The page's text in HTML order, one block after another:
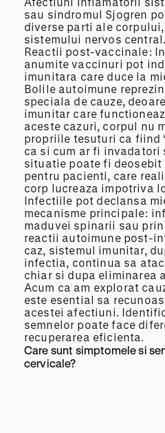
sau sindromul Sjogren
diverse parti ale
sistemului nervos central.
Reactii post-vaccinale:
anumite vaccinuri pot
imunitara care duce la
Bolile autoimune
speciala de cauze,
imunitar care
aceste cazuri, corpul nu
propriile tesuturi ca fiind
ca si cum ar fi invadatori
situatie poate fi
pentru pacienti, care
corp lucreaza impotriva
Infectiile pot declansa
mecanisme principale:
maduvei spinarii sau
reactii autoimune post-
caz, sistemul imunitar,
infectia, continua sa
chiar si dupa eliminarea
Acum ca am explorat
este esential sa
acestei afectiuni.
semnelor poate face
recuperarea eficienta.
Care sunt simptomele si
cervicale?